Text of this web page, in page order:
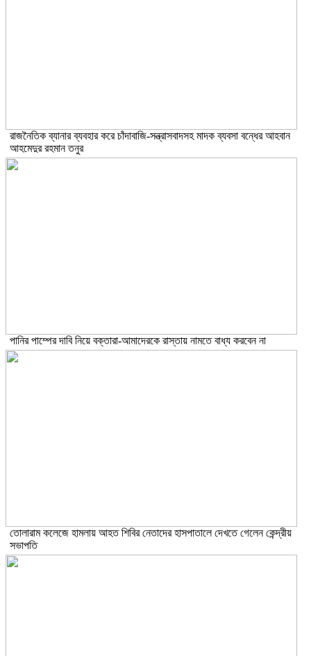
রাজনৈতিক ব্যানার ব্যবহার করে চাঁদাবাজি-সন্ত্রাসবাদসহ মাদক ব্যবসা বন্ধের আহবান
আহমেদুর রহমান তনুর
পানির পাম্পের দাবি নিয়ে বক্তারা-আমাদেরকে রাস্তায় নামতে বাধ্য করবেন না
তোলারাম কলেজে হামলায় আহত শিবির নেতাদের হাসপাতালে দেখতে গেলেন কেন্দ্রীয়
সভাপতি